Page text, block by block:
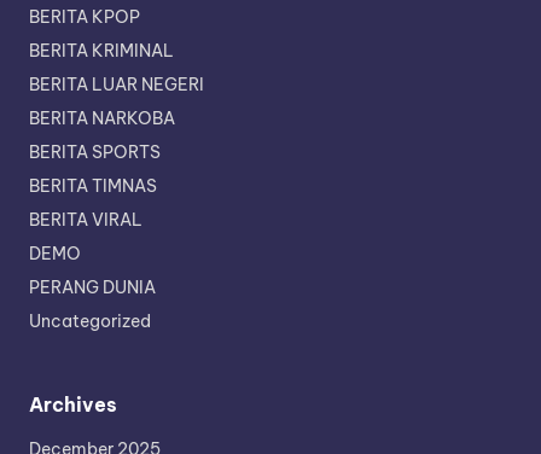
BERITA KPOP
BERITA KRIMINAL
BERITA LUAR NEGERI
BERITA NARKOBA
BERITA SPORTS
BERITA TIMNAS
BERITA VIRAL
DEMO
PERANG DUNIA
Uncategorized
Archives
December 2025